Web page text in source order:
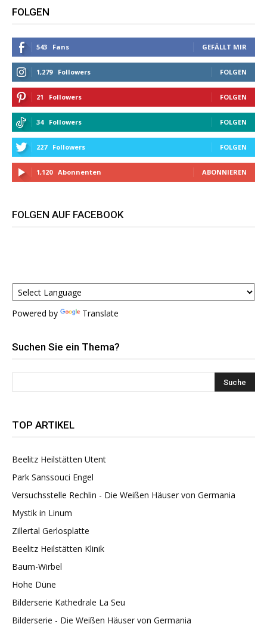
FOLGEN
543 Fans GEFÄLLT MIR
1,279 Followers FOLGEN
21 Followers FOLGEN
34 Followers FOLGEN
227 Followers FOLGEN
1,120 Abonnenten ABONNIEREN
FOLGEN AUF FACEBOOK
Powered by Translate
Suchen Sie ein Thema?
TOP ARTIKEL
Beelitz Heilstätten Utent
Park Sanssouci Engel
Versuchsstelle Rechlin - Die Weißen Häuser von Germania
Mystik in Linum
Zillertal Gerlosplatte
Beelitz Heilstätten Klinik
Baum-Wirbel
Hohe Düne
Bilderserie Kathedrale La Seu
Bilderserie - Die Weißen Häuser von Germania